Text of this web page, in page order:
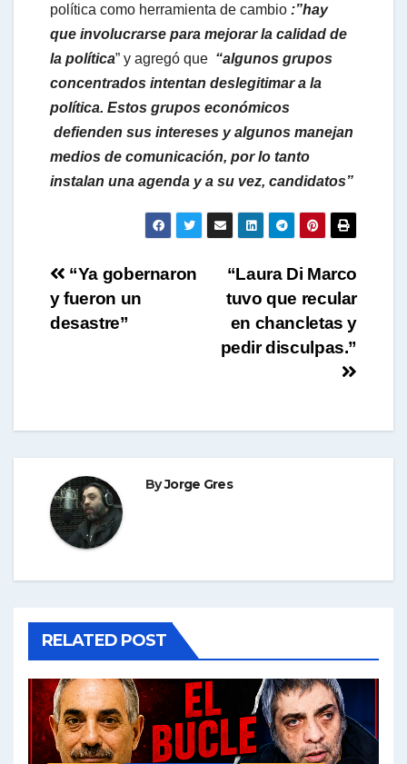
política como herramienta de cambio :”hay
que involucrarse para mejorar la calidad de
la política” y agregó que “algunos grupos
concentrados intentan deslegitimar a la
política. Estos grupos económicos
defienden sus intereses y algunos manejan
medios de comunicación, por lo tanto
instalan una agenda y a su vez, candidatos”
Navegación
de
“Laura Di Marco
tuvo que recular
en chancletas y
pedir disculpas.”
“Ya gobernaron
y fueron un
desastre”
ByJorge Gres
RELATED POST